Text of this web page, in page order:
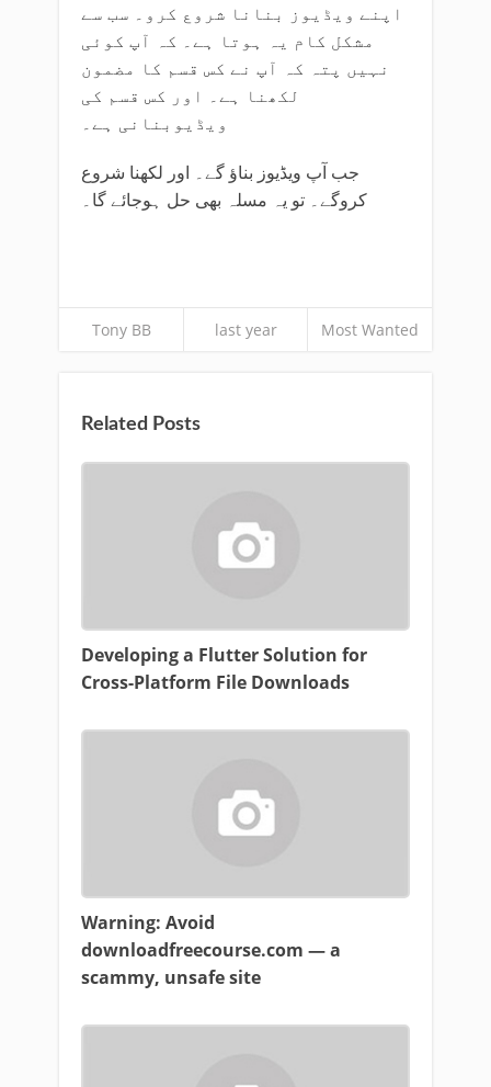
اپنے ویڈیوز بنانا شروع کرو۔ سب سے
مشکل کام یہ ہوتا ہے۔ کہ آپ کوئی
نہیں پتہ کہ آپ نے کس قسم کا مضمون
لکھنا ہے۔ اور کس قسم کی
ویڈیوبنانی ہے۔
جب آپ ویڈیوز بناؤ گے۔ اور لکھنا شروع
کروگے۔ تو یہ مسلہ بھی حل ہوجائے گا۔
Tony BB last year Most Wanted
Related Posts
Developing a Flutter Solution for
Cross-Platform File Downloads
Warning: Avoid
downloadfreecourse.com — a
scammy, unsafe site